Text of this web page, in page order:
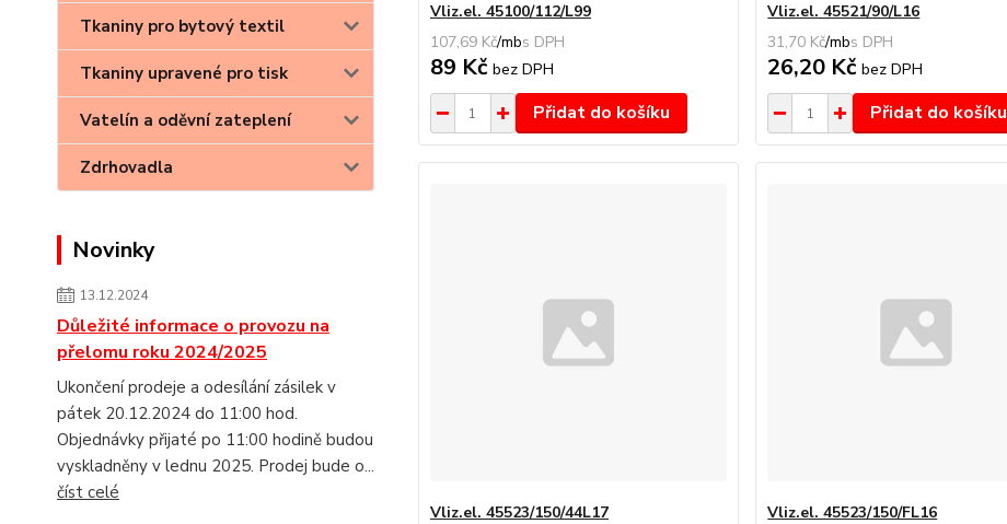
Tkaniny pro bytový textil
Tkaniny upravené pro tisk
Vatelín a oděvní zateplení
Zdrhovadla
Novinky
13.12.2024
Důležité informace o provozu na
přelomu roku 2024/2025
Ukončení prodeje a odesílání zásilek v
pátek 20.12.2024 do 11:00 hod.
Objednávky přijaté po 11:00 hodině budou
vyskladněny v lednu 2025. Prodej bude o...
číst celé
Vliz.el. 45100/112/L99
107,69 Kč/mb
89 Kč bez DPH
Přidat do košíku
Vliz.el. 45521/90/L16
31,70 Kč/mb
26,20 Kčbez DPH
Přidat do košíku
Vliz.el. 45523/150/44L17
Vliz.el. 45523/150/FL16